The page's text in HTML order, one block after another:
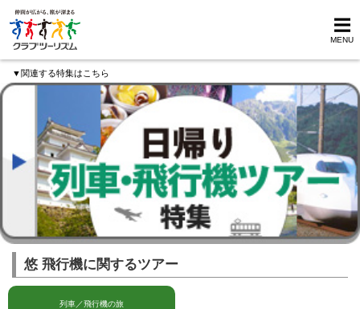
MENU
▼関連する特集はこちら
悠 飛行機に関するツアー
列車／飛行機の旅